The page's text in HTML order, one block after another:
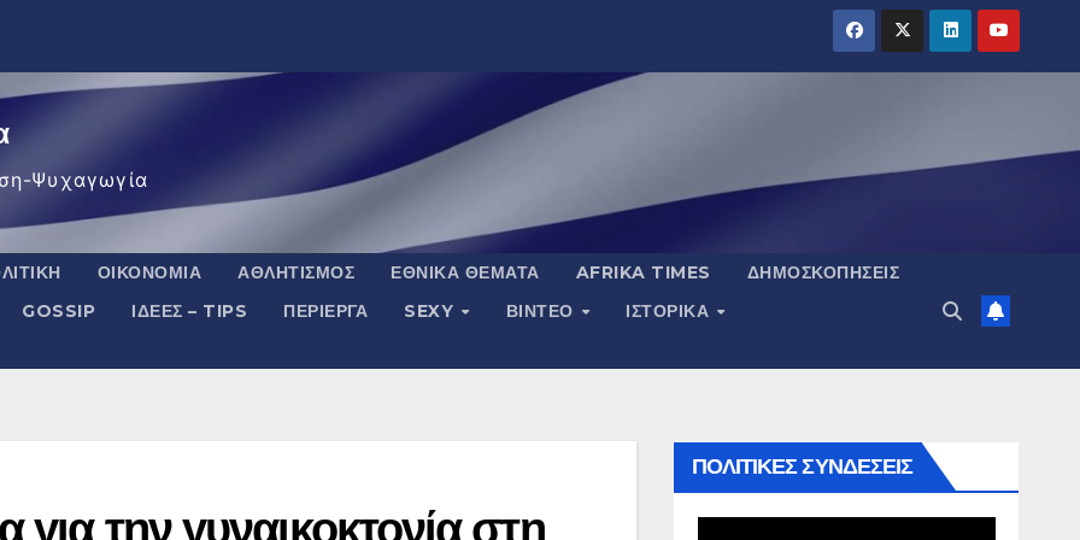
Ψυχαγωγία
ΟΙΚΟΝΟΜΊΑ ΑΘΛΗΤΙΣΜΌΣ ΕΘΝΙΚΆ ΘΈΜΑΤΑ AFRIKA TIMES
ΔΗΜΟΣΚΟΠΉΣΕΙΣ
GOSSIP ΙΔΈΕΣ – TIPS ΠΕΡΊΕΡΓΑ SEXY ΒΙΝΤΕΟ
ΙΣΤΟΡΙΚΆ
για την γυναικοκτονία στη
ΠΟΛΙΤΙΚΕΣ ΣΥΝΔΕΣΕΙΣ